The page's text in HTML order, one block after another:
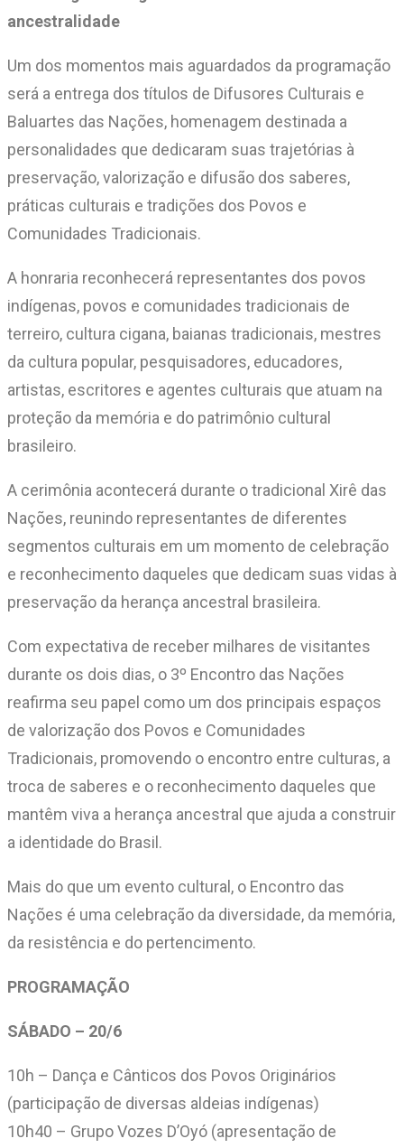
ancestralidade
Um dos momentos mais aguardados da programação
será a entrega dos títulos de Difusores Culturais e
Baluartes das Nações, homenagem destinada a
personalidades que dedicaram suas trajetórias à
preservação, valorização e difusão dos saberes,
práticas culturais e tradições dos Povos e
Comunidades Tradicionais.
A honraria reconhecerá representantes dos povos
indígenas, povos e comunidades tradicionais de
terreiro, cultura cigana, baianas tradicionais, mestres
da cultura popular, pesquisadores, educadores,
artistas, escritores e agentes culturais que atuam na
proteção da memória e do patrimônio cultural
brasileiro.
A cerimônia acontecerá durante o tradicional Xirê das
Nações, reunindo representantes de diferentes
segmentos culturais em um momento de celebração
e reconhecimento daqueles que dedicam suas vidas à
preservação da herança ancestral brasileira.
Com expectativa de receber milhares de visitantes
durante os dois dias, o 3º Encontro das Nações
reafirma seu papel como um dos principais espaços
de valorização dos Povos e Comunidades
Tradicionais, promovendo o encontro entre culturas, a
troca de saberes e o reconhecimento daqueles que
mantêm viva a herança ancestral que ajuda a construir
a identidade do Brasil.
Mais do que um evento cultural, o Encontro das
Nações é uma celebração da diversidade, da memória,
da resistência e do pertencimento.
PROGRAMAÇÃO
SÁBADO – 20/6
10h – Dança e Cânticos dos Povos Originários
(participação de diversas aldeias indígenas)
10h40 – Grupo Vozes D’Oyó (apresentação de